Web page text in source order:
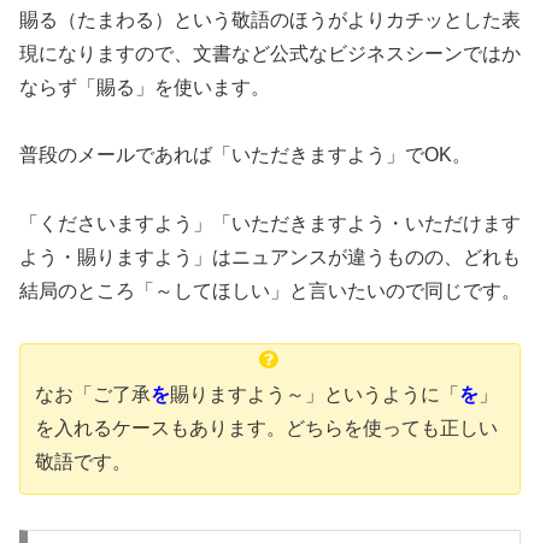
賜る（たまわる）という敬語のほうがよりカチッとした表
現になりますので、文書など公式なビジネスシーンではか
ならず「賜る」を使います。
普段のメールであれば「いただきますよう」でOK。
「くださいますよう」「いただきますよう・いただけます
よう・賜りますよう」はニュアンスが違うものの、どれも
結局のところ「～してほしい」と言いたいので同じです。
なお「ご了承を賜りますよう～」というように「 を 」
を入れるケースもあります。どちらを使っても正しい
敬語です。